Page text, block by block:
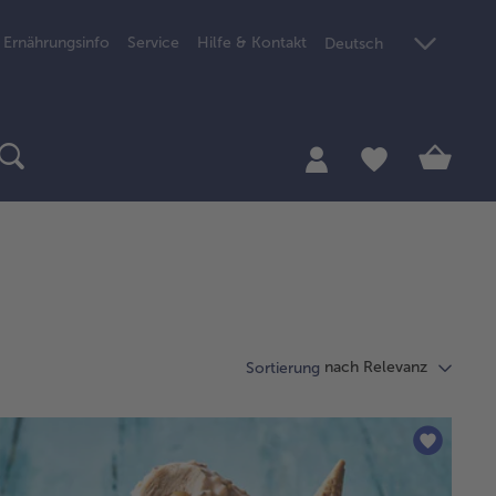
Ernährungsinfo Service Hilfe & Kontakt Deutsch
Sortierung nach Relevanz